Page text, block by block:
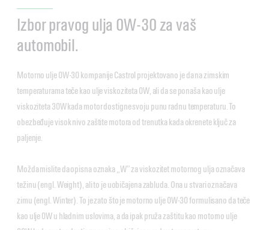
Izbor pravog ulja 0W-30 za vaš
automobil.
Motorno ulje 0W-30 kompanije Castrol projektovano je da na zimskim
temperaturama teče kao ulje viskoziteta 0W, ali da se ponaša kao ulje
viskoziteta 30W kada motor dostigne svoju punu radnu temperaturu. To
obezbeđuje visok nivo zaštite motora od trenutka kada okrenete ključ za
paljenje.
Možda mislite da opisna oznaka „W” za viskozitet motornog ulja označava
težinu (engl. Weight), ali to je uobičajena zabluda. Ona u stvari označava
zimu (engl. Winter). To je zato što je motorno ulje 0W-30 formulisano da teče
kao ulje 0W u hladnim uslovima, a da ipak pruža zaštitu kao motorno ulje